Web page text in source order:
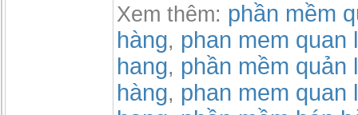
Xem thêm: phần mềm
hàng, phan mem quan
hang, phần mềm quản
hàng, phan mem quan